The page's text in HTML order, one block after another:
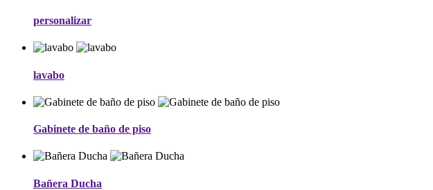
personalizar
lavabo
Gabinete de baño de piso
Bañera Ducha